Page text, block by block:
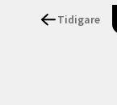
Tidigare